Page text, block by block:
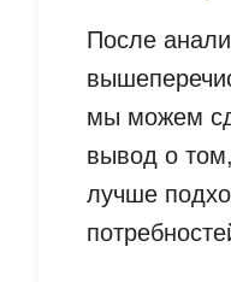
После
мы можем
вывод о
лучше